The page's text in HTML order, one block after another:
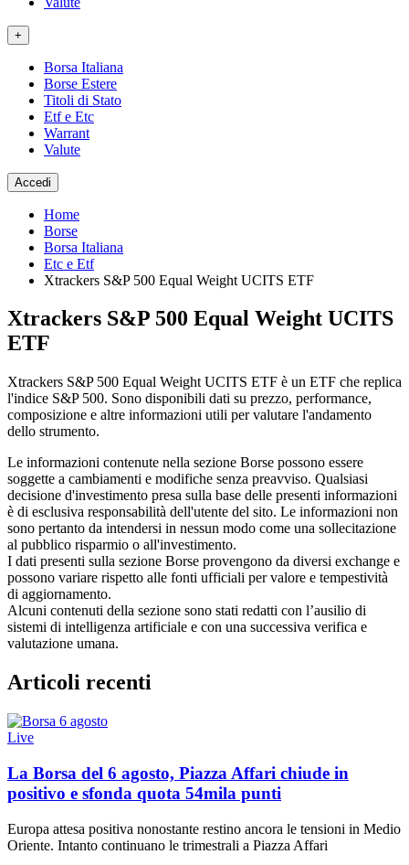
+
Borsa Italiana
Borse Estere
Titoli di Stato
Etf e Etc
Warrant
Valute
Accedi
Home
Borse
Borsa Italiana
Etc e Etf
Xtrackers S&P 500 Equal Weight UCITS ETF
Xtrackers S&P 500 Equal Weight UCITS
ETF
Xtrackers S&P 500 Equal Weight UCITS ETF è un ETF che replica
l'indice S&P 500. Sono disponibili dati su prezzo, performance,
composizione e altre informazioni utili per valutare l'andamento
dello strumento.
Le informazioni contenute nella sezione Borse possono essere
soggette a cambiamenti e modifiche senza preavviso. Qualsiasi
decisione d'investimento presa sulla base delle presenti informazioni
è di esclusiva responsabilità dell'utente del sito. Le informazioni non
sono pertanto da intendersi in nessun modo come una sollecitazione
al pubblico risparmio o all'investimento.
I dati presenti sulla sezione Borse provengono da diversi exchange e
possono variare rispetto alle fonti ufficiali per valore e tempestività
di aggiornamento.
Alcuni contenuti della sezione sono stati redatti con l’ausilio di
sistemi di intelligenza artificiale e con una successiva verifica e
valutazione umana.
Articoli recenti
Live
La Borsa del 6 agosto, Piazza Affari chiude in
positivo e sfonda quota 54mila punti
Europa attesa positiva nonostante restino ancora le tensioni in Medio
Oriente. Intanto continuano le trimestrali a Piazza Affari